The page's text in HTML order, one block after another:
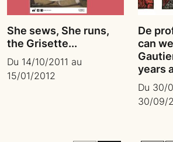
She sews, She runs,
the Grisette...
Du 14/10/2011 au
15/01/2012
De
can
years
Du 30/
30/09/